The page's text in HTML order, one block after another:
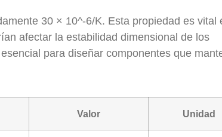
30 × 10^-6/K. Esta propiedad es vital
afectar la estabilidad dimensional de los
para diseñar componentes que
Valor Unidad